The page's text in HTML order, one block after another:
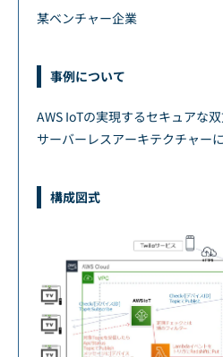
某ベンチャー企業
事例について
AWS IoTの実現するセキュアな双
サーバーレスアーキテクチャー
構成図式